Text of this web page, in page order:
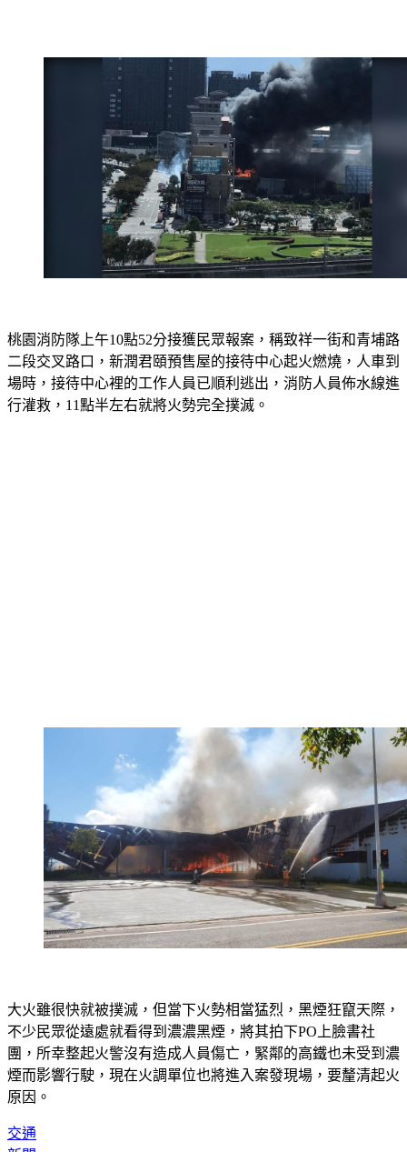
二段交叉路口，新潤君頤預售屋的接待中心起火燃燒，人車到
場時，接待中心裡的工作人員已順利逃出，消防人員佈水線進
行灌救，11點半左右就將火勢完全撲滅。
不少民眾從遠處就看得到濃濃黑煙，將其拍下PO上臉書社
團，所幸整起火警沒有造成人員傷亡，緊鄰的高鐵也未受到濃
煙而影響行駛，現在火調單位也將進入案發現場，要釐清起火
原因。
新聞